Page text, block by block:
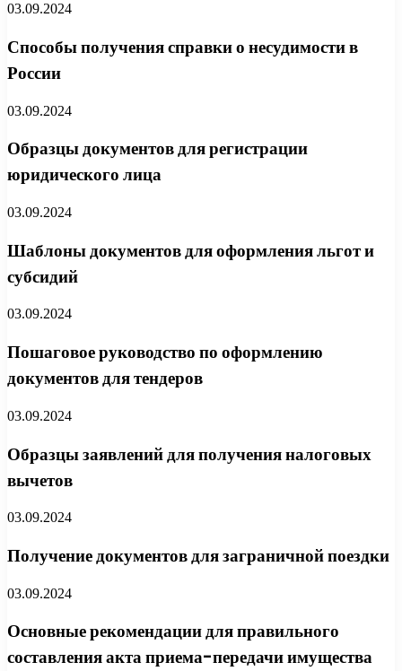
03.09.2024
Способы получения справки о несудимости в
России
03.09.2024
Образцы документов для регистрации
юридического лица
03.09.2024
Шаблоны документов для оформления льгот и
субсидий
03.09.2024
Пошаговое руководство по оформлению
документов для тендеров
03.09.2024
Образцы заявлений для получения налоговых
вычетов
03.09.2024
Получение документов для заграничной поездки
03.09.2024
Основные рекомендации для правильного
составления акта приема-передачи имущества